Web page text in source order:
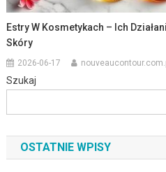
Estry W Kosmetykach – Ich
Skóry
2026-06-17
Szukaj
OSTATNIE WPISY